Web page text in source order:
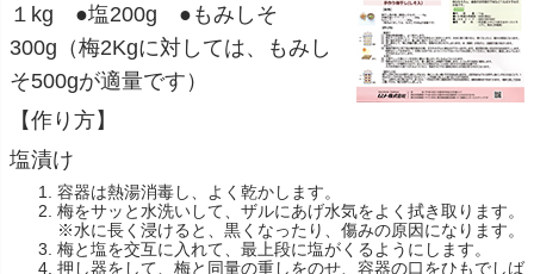
１kg ●塩200g ●もみしそ
300g（梅2Kgに対しては、もみし
そ500gが適量です）
【作り方】
塩漬け
容器は熱湯消毒し、よく乾かします。
梅をサッと水洗いして、ザルにあげ水気をよく拭き取ります。
※水に長く浸けると、黒くなったり、傷みの原因になります。
梅と塩を交互に入れて、最上段に塩がくるようにします。
押し器をして、梅と同量の重しをのせ、容器の口をひもでしば